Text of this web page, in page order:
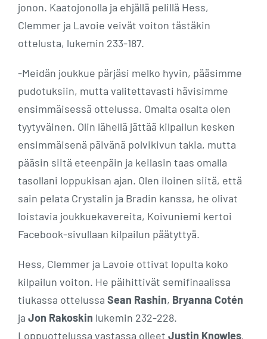
jonon. Kaatojonolla ja ehjällä pelillä Hess,
Clemmer ja Lavoie veivät voiton tästäkin
ottelusta, lukemin 233-187.
-Meidän joukkue pärjäsi melko hyvin, pääsimme
pudotuksiin, mutta valitettavasti hävisimme
ensimmäisessä ottelussa. Omalta osalta olen
tyytyväinen. Olin lähellä jättää kilpailun kesken
ensimmäisenä päivänä polvikivun takia, mutta
pääsin siitä eteenpäin ja keilasin taas omalla
tasollani loppukisan ajan. Olen iloinen siitä, että
sain pelata Crystalin ja Bradin kanssa, he olivat
loistavia joukkuekavereita, Koivuniemi kertoi
Facebook-sivullaan kilpailun päätyttyä.
Hess, Clemmer ja Lavoie ottivat lopulta koko
kilpailun voiton. He päihittivät semifinaalissa
tiukassa ottelussa Sean Rashin, Bryanna Cotén
ja Jon Rakoskin lukemin 232-228.
Loppuottelussa vastassa olleet Justin Knowles,